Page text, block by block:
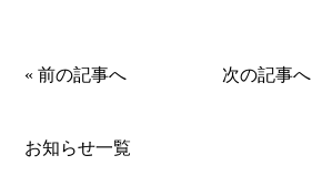
«前の記事へ 次の記事へ
お知らせ一覧